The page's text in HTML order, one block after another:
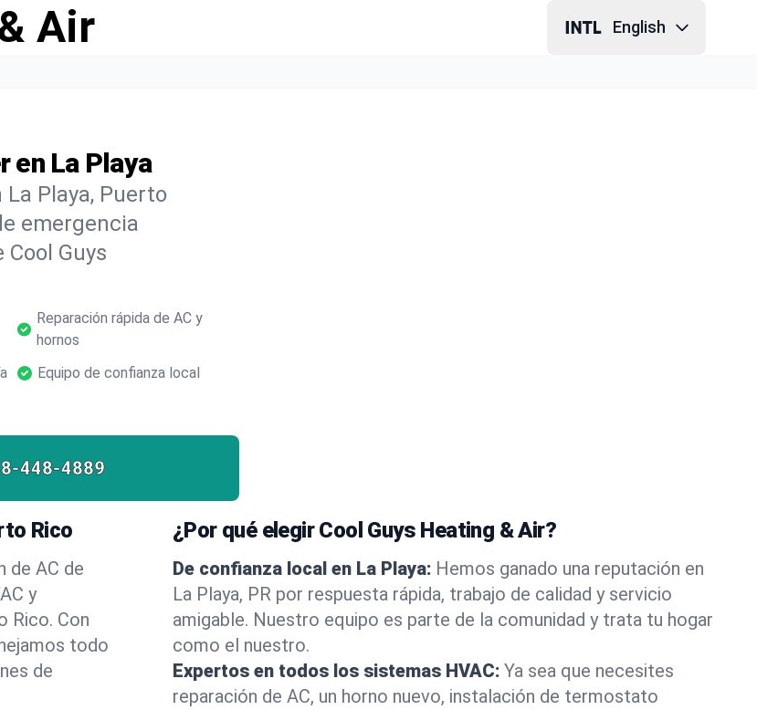
Air English
en La Playa
Playa, Puerto
emergencia
Guys
Reparación rápida de AC y
hornos
Equipo de confianza local
448-4889
Rico
de AC de
y
Rico. Con
todo
de
¿Por qué elegir Cool Guys Heating & Air?
De confianza local en La Playa: Hemos ganado una reputación en
La Playa, PR por respuesta rápida, trabajo de calidad y servicio
amigable. Nuestro equipo es parte de la comunidad y trata tu hogar
como el nuestro.
Expertos en todos los sistemas HVAC: Ya sea que necesites
reparación de AC, un horno nuevo, instalación de termostato